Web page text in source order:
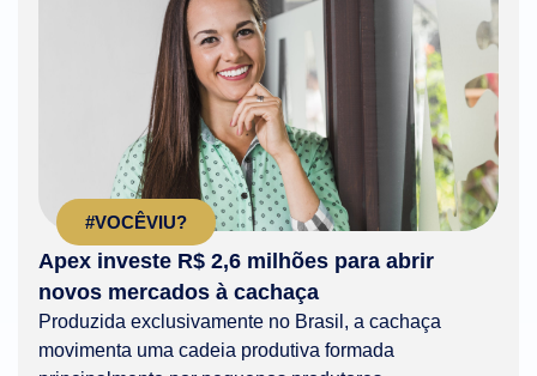
#VOCÊVIU?
Apex investe R$ 2,6 milhões para abrir
novos mercados à cachaça
Produzida exclusivamente no Brasil, a cachaça
movimenta uma cadeia produtiva formada